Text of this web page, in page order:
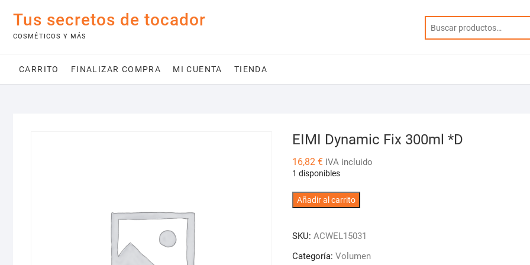
contenido
Tus secretos de tocador
COSMÉTICOS Y MÁS
CARRITO FINALIZAR COMPRA MI CUENTA TIENDA
EIMI Dynamic Fix 300ml *D
16,82 € IVA incluido
1 disponibles
EIMI
300ml
*D
Añadir al carrito
SKU: ACWEL15031
Categoría: Volumen